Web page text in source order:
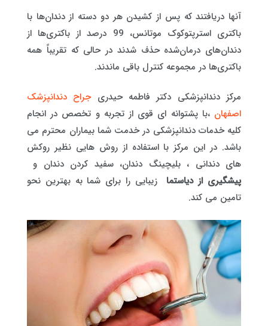
آنها دریافتند که پس از کشیدن هر دو دسته از دندان‌ها با
باکتری استرپتوکوک موتانس، 99 درصد از باکتری‌ها از
دندان‌های درمان‌شده حذف شدند در حالی که تقریباً همه
باکتری‌ها در مجموعه کنترل باقی ماندند.
مرکز دندانپزشکی دکتر فاطمه حیدریجراح دندانپزشک
اصفهان ،با پشتوانه ای قوی از تجربه و تخصص در انجام
کلیه خدمات دندانپزشکی در خدمت شما بیماران محترم می
باشد. در این مرکز با استفاده از روش هایی نظیر روکش
های دندانی ، بلیچینگ دندان، سفید کردن دندان و
پیشگیری از دیاستما
زیبایی را برای شما به بهترین نحو
تامین می کند.